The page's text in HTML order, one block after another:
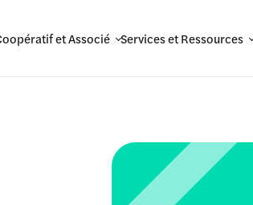
et Associé Services et Ressources